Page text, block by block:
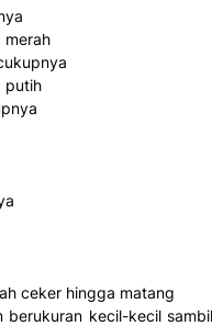
merah
putih
ceker hingga matang
berukuran kecil-kecil